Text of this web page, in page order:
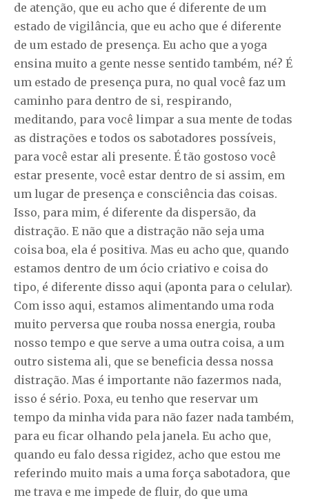
de atenção, que eu acho que é diferente de um
estado de vigilância, que eu acho que é diferente
de um estado de presença. Eu acho que a yoga
ensina muito a gente nesse sentido também, né? É
um estado de presença pura, no qual você faz um
caminho para dentro de si, respirando,
meditando, para você limpar a sua mente de todas
as distrações e todos os sabotadores possíveis,
para você estar ali presente. É tão gostoso você
estar presente, você estar dentro de si assim, em
um lugar de presença e consciência das coisas.
Isso, para mim, é diferente da dispersão, da
distração. E não que a distração não seja uma
coisa boa, ela é positiva. Mas eu acho que, quando
estamos dentro de um ócio criativo e coisa do
tipo, é diferente disso aqui (aponta para o celular).
Com isso aqui, estamos alimentando uma roda
muito perversa que rouba nossa energia, rouba
nosso tempo e que serve a uma outra coisa, a um
outro sistema ali, que se beneficia dessa nossa
distração. Mas é importante não fazermos nada,
isso é sério. Poxa, eu tenho que reservar um
tempo da minha vida para não fazer nada também,
para eu ficar olhando pela janela. Eu acho que,
quando eu falo dessa rigidez, acho que estou me
referindo muito mais a uma força sabotadora, que
me trava e me impede de fluir, do que uma